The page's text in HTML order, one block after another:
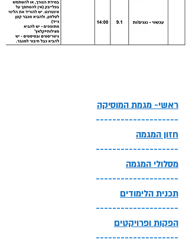
ראשי- מגמת המוסיקה
--------------------
חזון המגמה
--------------------
מסלולי המגמה
--------------------
תכנית הלימודים
--------------------
הפקות ופרויקטים
--------------------